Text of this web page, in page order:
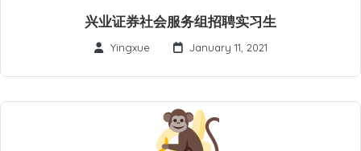
兴业证券社会服务组招聘实习生
Yingxue January 11, 2021